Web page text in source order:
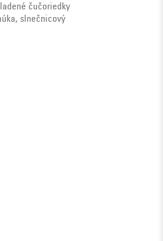
čučoriedky
slnečnicový